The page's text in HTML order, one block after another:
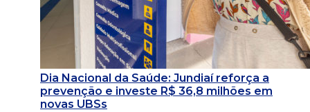
Dia Nacional da Saúde: Jundiaí reforça a
prevenção e investe R$ 36,8 milhões em
novas UBSs